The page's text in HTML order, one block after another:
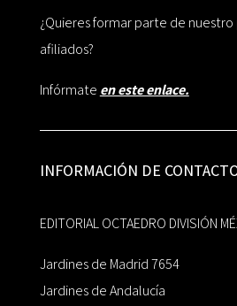
¿Quieres formar parte de
afiliados?
Infórmate en este enlace.
INFORMACIÓN DE
EDITORIAL OCTAEDRO DIVISIÓN
Jardines de Madrid 7654
Jardines de Andalucía